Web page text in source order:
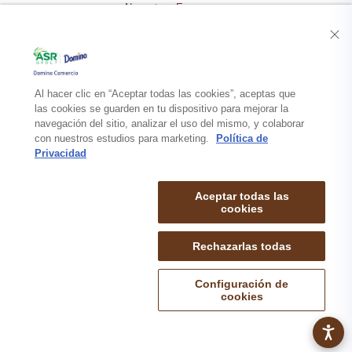
Nuestra Empresa
Productos
Contacto
© 2026 DOMINO COMERCIO S.A. de C.V. TODOS LOS DERECHOS
RESERVADOS.
Al hacer clic en “Aceptar todas las cookies”, aceptas que
las cookies se guarden en tu dispositivo para mejorar la
navegación del sitio, analizar el uso del mismo, y colaborar
con nuestros estudios para marketing.
Política de
Privacidad
Aceptar todas las
cookies
Rechazarlas todas
Configuración de
cookies